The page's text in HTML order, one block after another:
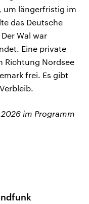
um längerfristig im
das Deutsche
Wal war
Eine private
Richtung Nordsee
frei. Es gibt
im Programm